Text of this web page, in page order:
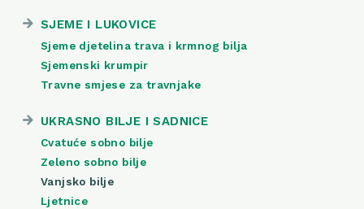
SJEME I LUKOVICE
Sjeme djetelina trava i krmnog bilja
Sjemenski krumpir
Travne smjese za travnjake
UKRASNO BILJE I SADNICE
Cvatuće sobno bilje
Zeleno sobno bilje
Vanjsko bilje
Ljetnice